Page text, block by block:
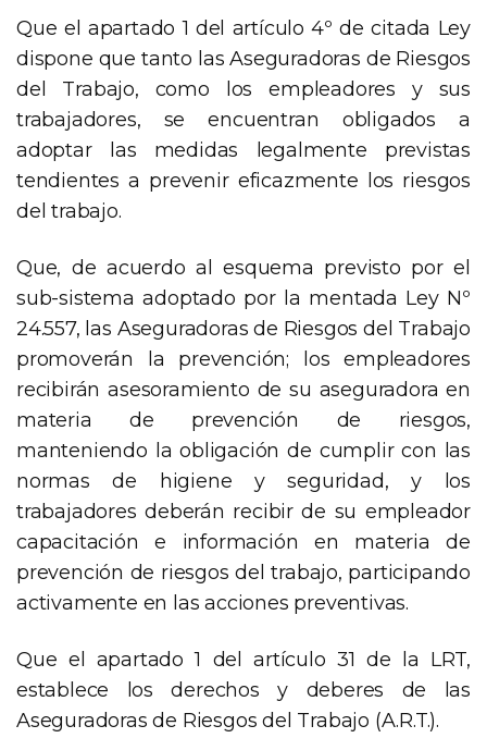
Que el apartado 1 del artículo 4º de citada Ley
dispone que tanto las Aseguradoras de Riesgos
del Trabajo, como los empleadores y sus
trabajadores, se encuentran obligados a
adoptar las medidas legalmente previstas
tendientes a prevenir eficazmente los riesgos
del trabajo.
Que, de acuerdo al esquema previsto por el
sub-sistema adoptado por la mentada Ley Nº
24.557, las Aseguradoras de Riesgos del Trabajo
promoverán la prevención; los empleadores
recibirán asesoramiento de su aseguradora en
materia de prevención de riesgos,
manteniendo la obligación de cumplir con las
normas de higiene y seguridad, y los
trabajadores deberán recibir de su empleador
capacitación e información en materia de
prevención de riesgos del trabajo, participando
activamente en las acciones preventivas.
Que el apartado 1 del artículo 31 de la LRT,
establece los derechos y deberes de las
Aseguradoras de Riesgos del Trabajo (A.R.T.).